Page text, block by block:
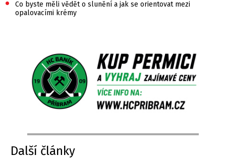
•
Co byste měli vědět o slunění a jak se orientovat mezi
opalovacími krémy
Další články